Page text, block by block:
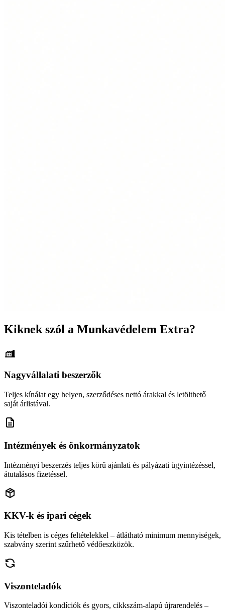
Kiknek szól a Munkavédelem Extra?
Nagyvállalati beszerzők
Teljes kínálat egy helyen, szerződéses nettó árakkal és letölthető
saját árlistával.
Intézmények és önkormányzatok
Intézményi beszerzés teljes körű ajánlati és pályázati ügyintézéssel,
átutalásos fizetéssel.
KKV-k és ipari cégek
Kis tételben is céges feltételekkel – átlátható minimum mennyiségek,
szabvány szerint szűrhető védőeszközök.
Viszonteladók
Viszonteladói kondíciók és gyors, cikkszám-alapú újrarendelés –